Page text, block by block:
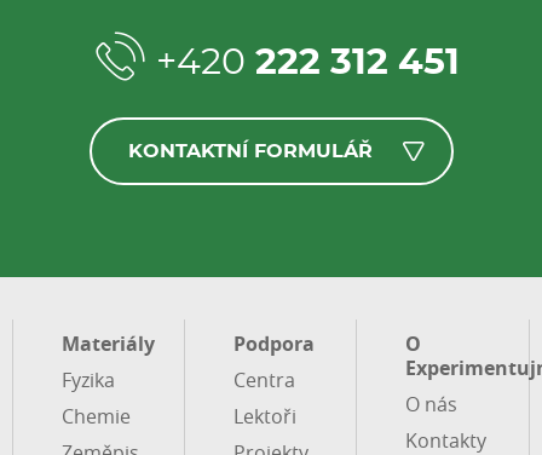
+420 222 312 451
KONTAKTNÍ FORMULÁŘ
Materiály
Fyzika
Chemie
Podpora
Centra
Lektoři
O
O nás
Kontakty